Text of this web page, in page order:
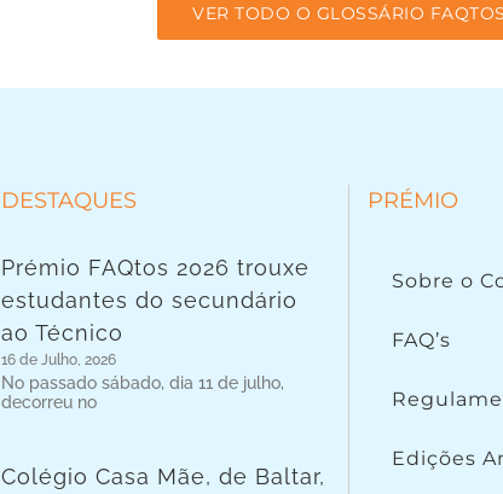
VER TODO O GLOSSÁRIO FAQTOS
DESTAQUES
Prémio FAQtos 2026 trouxe
estudantes do secundário
ao Técnico
16 de Julho, 2026
No passado sábado, dia 11 de julho,
decorreu no
Colégio Casa Mãe, de Baltar,
PRÉMIO
Sobre o
FAQ’s
Edições